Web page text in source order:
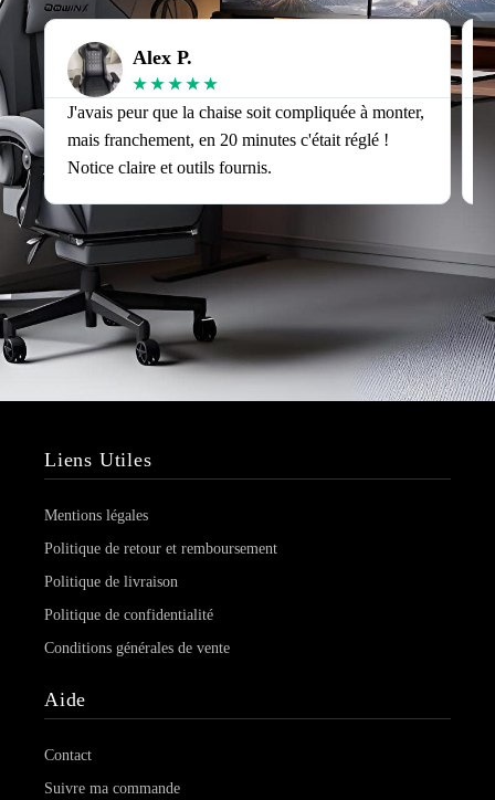
Alex P.
★ ★ ★ ★ ★
J'avais peur que la chaise soit compliquée à monter,
mais franchement, en 20 minutes c'était réglé !
Notice claire et outils fournis.
Liens Utiles
Mentions légales
Politique de retour et remboursement
Politique de livraison
Politique de confidentialité
Conditions générales de vente
Aide
Contact
Suivre ma commande